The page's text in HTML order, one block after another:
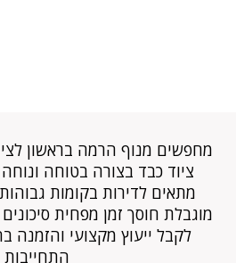
מחפשים מנוף הרמה בראשון
ציוד כבד בצורה בטוחה
מתאים לדירות בקומות
מוגבלת חוסך זמן מפחית
לקבל ייעוץ מקצועי
התחייבות